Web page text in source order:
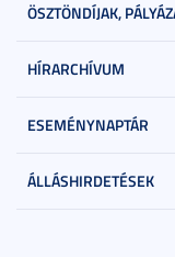
ÖSZTÖNDÍJAK,
HÍRARCHÍVUM
ESEMÉNYNAPTÁR
ÁLLÁSHIRDETÉSEK